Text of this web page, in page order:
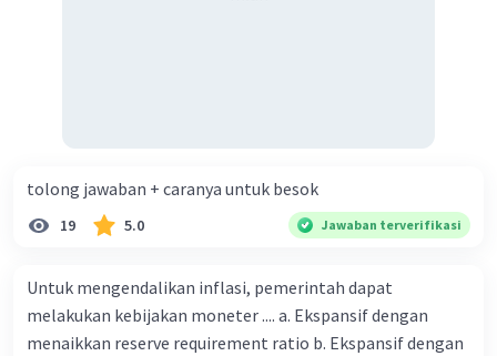
tolong jawaban + caranya untuk besok
19 5.0 Jawaban terverifikasi
Untuk mengendalikan inflasi, pemerintah dapat
melakukan kebijakan moneter .... a. Ekspansif dengan
menaikkan reserve requirement ratio b. Ekspansif dengan